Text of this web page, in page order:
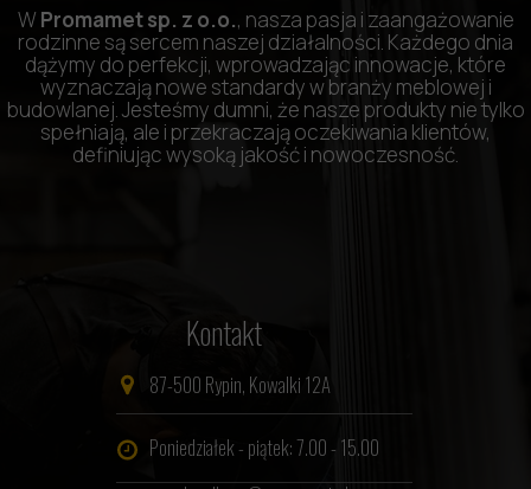
Kontakt
Poniedziałek - piątek: 7.00 - 15.00
87-500 Rypin, Kowalki 12A
W Promamet sp. z o.o., nasza pasja i zaangażowanie
rodzinne są sercem naszej działalności. Każdego dnia
dążymy do perfekcji, wprowadzając innowacje, które
wyznaczają nowe standardy w branży meblowej i
budowlanej. Jesteśmy dumni, że nasze produkty nie tylko
spełniają, ale i przekraczają oczekiwania klientów,
definiując wysoką jakość i nowoczesność.